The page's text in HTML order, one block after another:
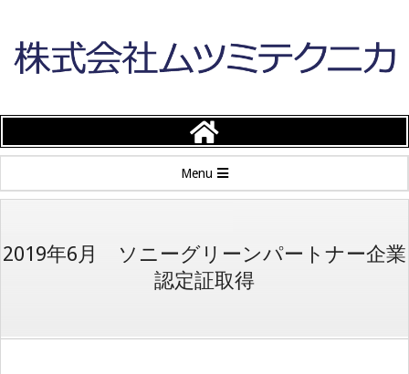
content
株
式
会
社
Navigation
Menu
2019年6月 ソニーグリーンパートナー企業
認定証取得